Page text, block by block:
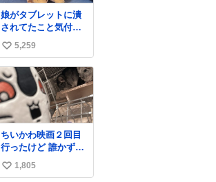
欲しいと。家内も一
緒に募金したので、
自分も何かできたら
なぁと思いました。
娘がタブレットに潰
されてたこと気付か
なかった。 旦那だけ
は娘の波長を感じ取
れるから声出せずと
もSOSが伝わったら
しい。 急いで旦那が
救出して、泣きじゃ
くる娘に自分も謝っ
て抱きしめようとし
たら、ビンタされて
しまった。3回ほど。
小さい手だけど、地
味に痛い。 その後、
い
い
ね
数
5,259
ちいかわ映画２回目
行ったけど 誰かずっ
と喋っててうるさか
った 許せねえ
い
1,805